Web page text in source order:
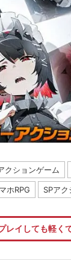
クションゲーム
ホRPG SPアク
レイしても軽く